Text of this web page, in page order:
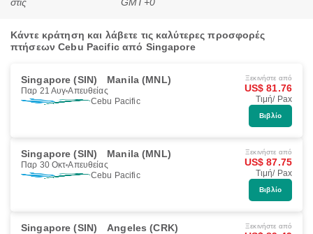
Κάντε κράτηση και λάβετε τις καλύτερες προσφορές
πτήσεων Cebu Pacific από Singapore
Singapore (SIN) Manila (MNL)
Παρ 21 Αυγ Απευθείας
Cebu Pacific
Ξεκινήστε από
US$ 81.76
Τιμή/ Pax
Βιβλίο
Singapore (SIN) Manila (MNL)
Παρ 30 Οκτ Απευθείας
Cebu Pacific
Ξεκινήστε από
US$ 87.75
Τιμή/ Pax
Βιβλίο
Singapore (SIN) Angeles (CRK) Ξεκινήστε από